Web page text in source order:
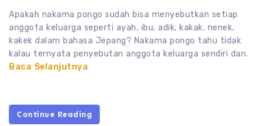
Apakah nakama pongo sudah bisa menyebutkan setiap
anggota keluarga seperti ayah, ibu, adik, kakak, nenek,
kakek dalam bahasa Jepang? Nakama pongo tahu tidak
kalau ternyata penyebutan anggota keluarga sendiri dan.
Baca Selanjutnya
Continue Reading